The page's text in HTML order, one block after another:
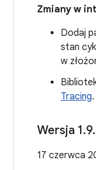
Zmiany w
Dodaj
stan
w
Tracing
Wersja 1.9.
17 czerwca